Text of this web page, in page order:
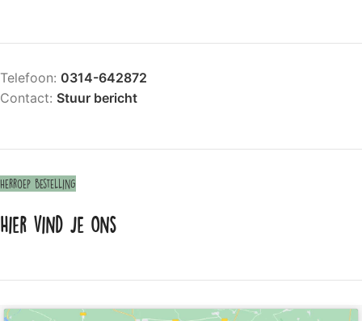
Telefoon: 0314-642872
Contact: Stuur bericht
Herroep bestelling
Hier vind je ons